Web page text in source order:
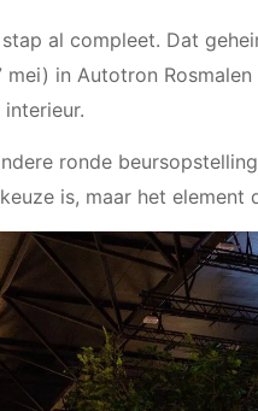
al compleet. Dat
mei) in Autotron
ronde
is, maar het